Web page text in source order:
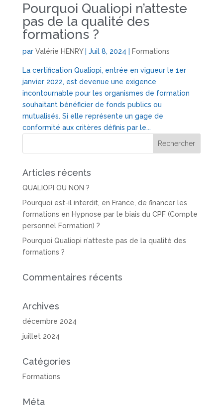
Pourquoi Qualiopi n’atteste
pas de la qualité des
formations ?
par Valérie HENRY| Juil 8, 2024 Formations
La certification Qualiopi, entrée en vigueur le 1er
janvier 2022, est devenue une exigence
incontournable pour les organismes de formation
souhaitant bénéficier de fonds publics ou
mutualisés. Si elle représente un gage de
conformité aux critères définis par le...
Articles récents
QUALIOPI OU NON ?
Pourquoi est-il interdit, en France, de financer les
formations en Hypnose par le biais du CPF (Compte
personnel Formation) ?
Pourquoi Qualiopi n’atteste pas de la qualité des
formations ?
Commentaires récents
Archives
décembre 2024
juillet 2024
Catégories
Formations
Méta